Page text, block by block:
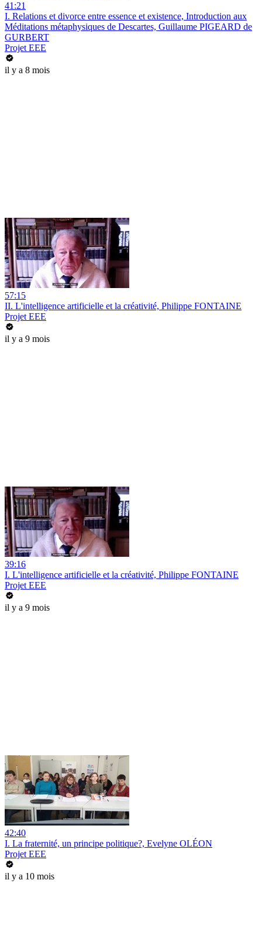
41:21
I. Relations et divorce entre essence et existence, Introduction aux
Méditations métaphysiques de Descartes, Guillaume PIGEARD de
GURBERT
Projet EEE
il y a 8 mois
57:15
II. L'intelligence artificielle et la créativité, Philippe FONTAINE
Projet EEE
il y a 9 mois
39:16
I. L'intelligence artificielle et la créativité, Philippe FONTAINE
Projet EEE
il y a 9 mois
42:40
I. La fraternité, un principe politique?, Evelyne OLÉON
Projet EEE
il y a 10 mois